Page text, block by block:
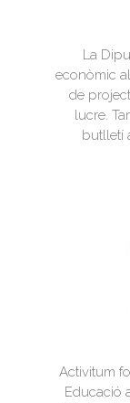
La
econòmic
de
lucre.
butlletí
Activitum
Educació